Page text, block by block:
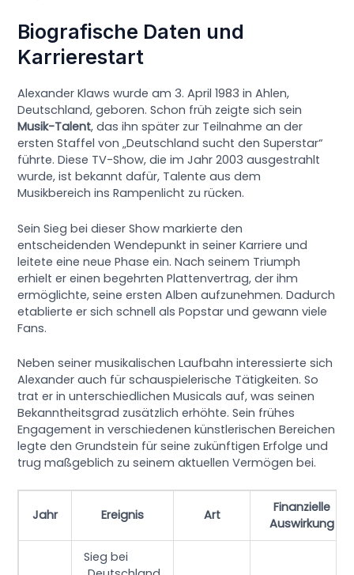
Biografische Daten und
Karrierestart
Alexander Klaws wurde am 3. April 1983 in Ahlen,
Deutschland, geboren. Schon früh zeigte sich sein
Musik-Talent, das ihn später zur Teilnahme an der
ersten Staffel von „Deutschland sucht den Superstar“
führte. Diese TV-Show, die im Jahr 2003 ausgestrahlt
wurde, ist bekannt dafür, Talente aus dem
Musikbereich ins Rampenlicht zu rücken.
Sein Sieg bei dieser Show markierte den
entscheidenden Wendepunkt in seiner Karriere und
leitete eine neue Phase ein. Nach seinem Triumph
erhielt er einen begehrten Plattenvertrag, der ihm
ermöglichte, seine ersten Alben aufzunehmen. Dadurch
etablierte er sich schnell als Popstar und gewann viele
Fans.
Neben seiner musikalischen Laufbahn interessierte sich
Alexander auch für schauspielerische Tätigkeiten. So
trat er in unterschiedlichen Musicals auf, was seinen
Bekanntheitsgrad zusätzlich erhöhte. Sein frühes
Engagement in verschiedenen künstlerischen Bereichen
legte den Grundstein für seine zukünftigen Erfolge und
trug maßgeblich zu seinem aktuellen Vermögen bei.
Jahr Ereignis Art
Finanzielle
Auswirkung
Sieg bei